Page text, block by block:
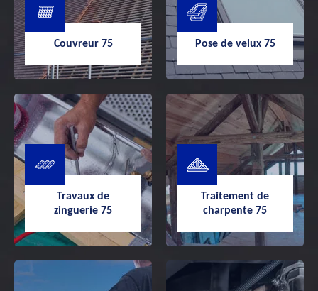
Couvreur 75
Couvreur 75
Pose de velux 75
Pose de velux
75
Travaux de
zinguerie 75
Traitement de
charpente 75